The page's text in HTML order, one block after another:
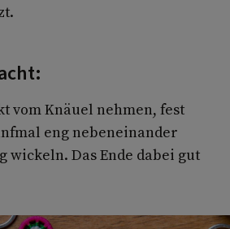
vom Knäuel nehmen, fest
eng nebeneinander
wickeln. Das Ende dabei gut